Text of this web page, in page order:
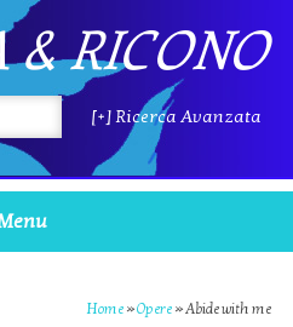
RICONO
[+] Ricerca Avanzata
Home »Opere »Abide with me